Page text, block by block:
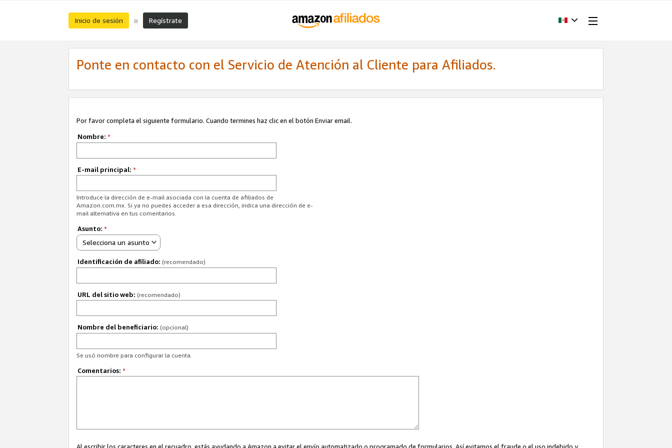
Inicio de sesión o Regístrate
Ponte en contacto con el Servicio de Atención al Cliente para Afiliados.
Por favor completa el siguiente formulario. Cuando termines haz clic en el botón Enviar email.
Nombre: *
E-mail principal: *
Introduce la dirección de e-mail asociada con la cuenta de afiliados de
Amazon.com.mx. Si ya no puedes acceder a esa dirección, indica una dirección de e-
mail alternativa en tus comentarios.
Asunto: *
Selecciona un asunto
Identificación de afiliado: (recomendado)
URL del sitio web: (recomendado)
Nombre del beneficiario: (opcional)
Se usó nombre para configurar la cuenta.
Comentarios: *